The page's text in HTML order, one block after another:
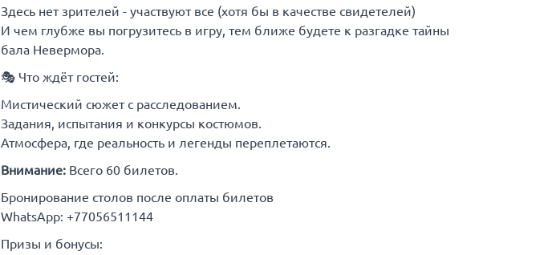
Здесь нет зрителей - участвуют все (хотя бы в качестве свидетелей)
И чем глубже вы погрузитесь в игру, тем ближе будете к разгадке тайны
бала Невермора.
🎭 Что ждёт гостей:
Мистический сюжет с расследованием.
Задания, испытания и конкурсы костюмов.
Атмосфера, где реальность и легенды переплетаются.
Внимание: Всего 60 билетов.
Бронирование столов после оплаты билетов
WhatsApp: +77056511144
Призы и бонусы: